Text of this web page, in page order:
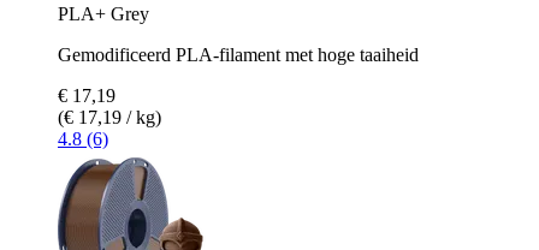
PLA+ Grey
Gemodificeerd PLA-filament met hoge taaiheid
€ 17,19
(€ 17,19 / kg)
4.8 (6)